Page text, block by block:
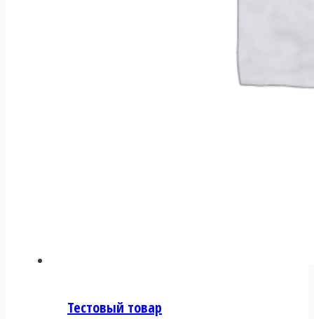
Тестовый товар